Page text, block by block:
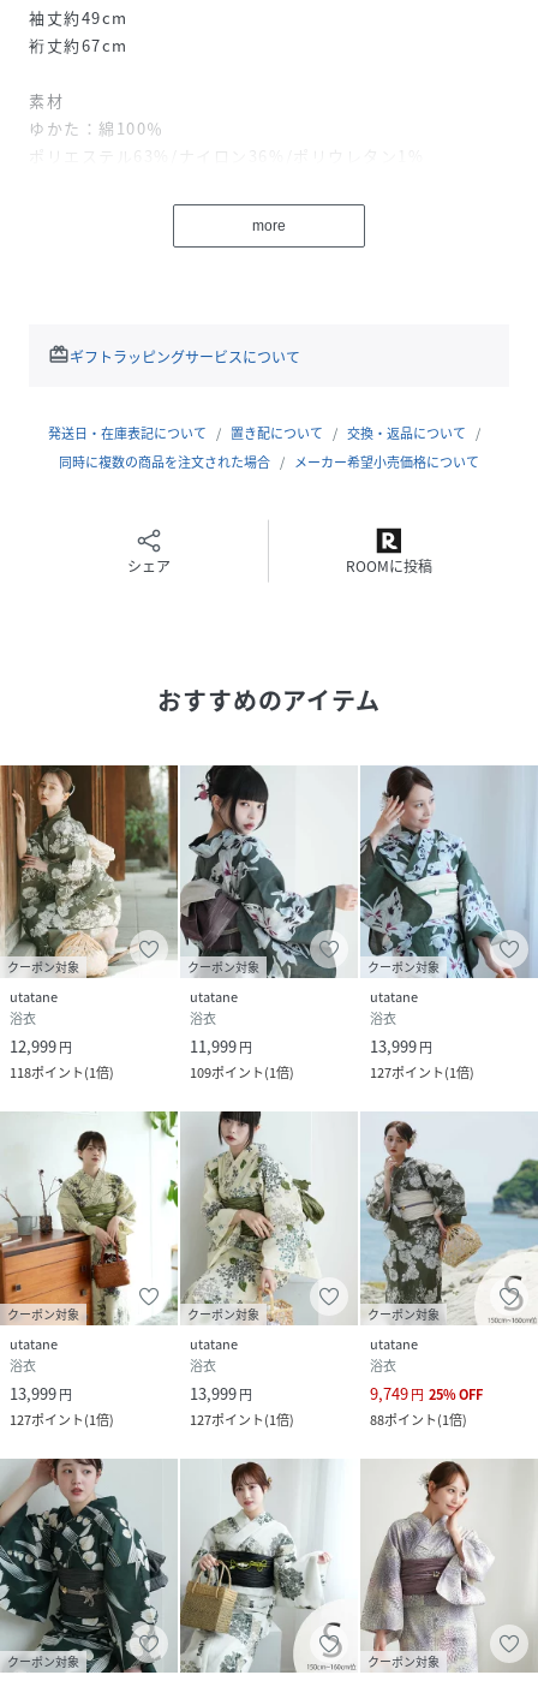
袖丈約49cm
裄丈約67cm
素材
ゆかた：綿100％
ポリエステル63%/ナイロン36%/ポリウレタン1%
【ゆかたのサイズに関しまして】
適応身長目安より身長が高め・低めでも多少は着付けでカバ
お客様のご覧になられますパソコン機器及びモニタなどの違
い、また室内、室外での撮影により実際の商品素材の色と相
下駄はフリーサイズとなり、22.5～24.5cmを目安に対応し
人によってはかかとがスッポリ収まるものではありません。
踵が少しはみ出すくらいの作りになっております。
これは浴衣など着用したときに大股で歩かないように工夫し
ているためです。
古来より、しずしずと歩くスタイルこそが大和撫子や
はんなり浴衣美人を彷彿とさせると言われています。
性別タイプ レディース
中国
素材
ゆかた:コットン100%
レタン1%
下駄:桐（商品画像はイメージです。）
サイズ フリーサイズ
クリーニング 手洗い可
品番
BB8733_5010049311
5010049311-028-002 BB8733)
more
redeemギフトラッピングサービスについて
発送日・在庫表記について 置き配について
交換・返品について
同時に複数の商品を注文された場合
メーカー希望小売価格について
シェア ROOMに投稿
おすすめのアイテム
クーポン対象
utatane
浴衣
12,999円
118ポイント(1倍)
クーポン対象
utatane
浴衣
11,999円
109ポイント(1倍)
クーポン対象
utatane
浴衣
13,999円
127ポイント(1倍)
クーポン対象
utatane
浴衣
13,999円
127ポイント(1倍)
クーポン対象
utatane
浴衣
13,999円
127ポイント(1倍)
クーポン対象
utatane
浴衣
9,749円 25%OFF
88ポイント(1倍)
クーポン対象 クーポン対象